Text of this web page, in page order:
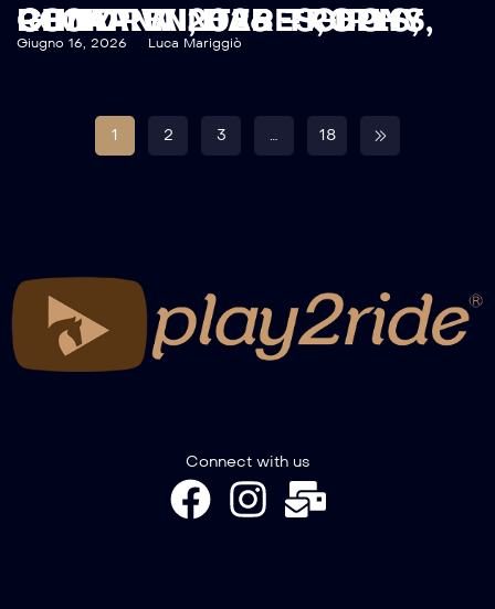
RECAP WINTER TROPHY GIMKANA 2026 – GIRLS, CHILDREN, BABES, BOYS, PONY
Giugno 16, 2026 Luca Mariggiò
1 2 3 … 18
Connect with us